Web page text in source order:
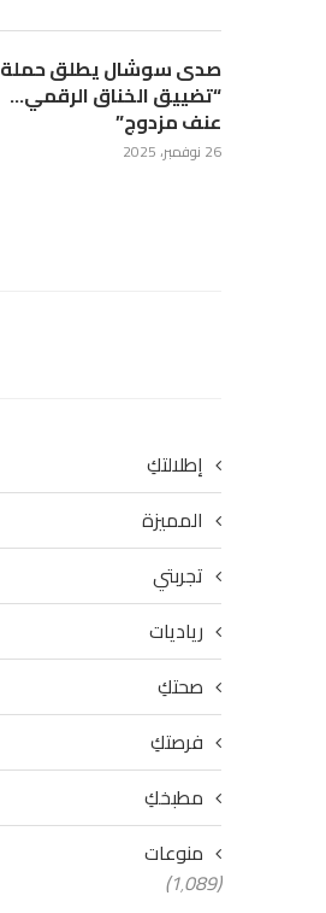
صدى سوشال يطلق حملة
“تضييق الخناق الرقمي…
عنف مزدوج”
26 نوفمبر، 2025
إطلالتكِ
المميزة
تجربتي
رياديات
صحتكِ
فرصتكِ
مطبخكِ
منوعات
(1٬089)